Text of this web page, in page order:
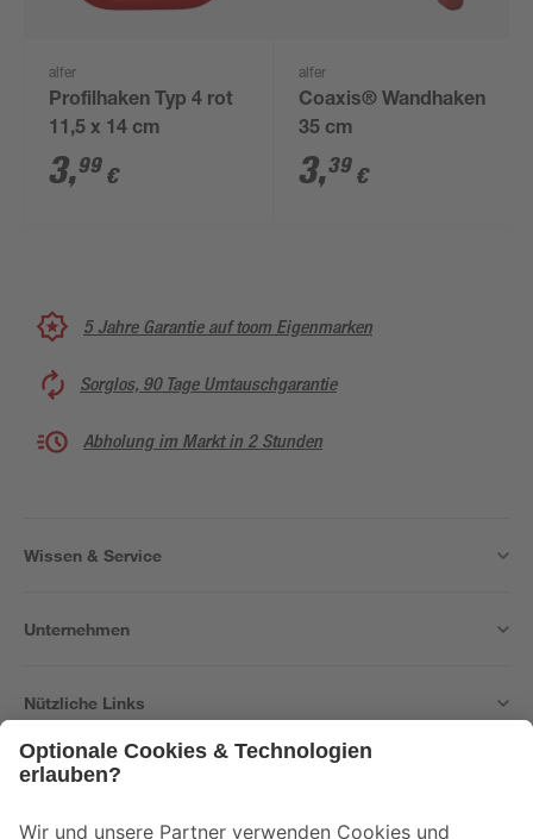
alfer
Profilhaken Typ 4 rot
11,5 x 14 cm
3,99 €
alfer
Coaxis® Wandhaken
35 cm
3,39 €
5 Jahre Garantie auf toom Eigenmarken
Sorglos, 90 Tage Umtauschgarantie
Abholung im Markt in 2 Stunden
Wissen & Service
Unternehmen
Nützliche Links
Der toom Newsletter: Keine Angebote und Aktionen mehr verpassen!